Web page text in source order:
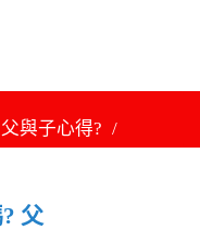
與子心得?
父